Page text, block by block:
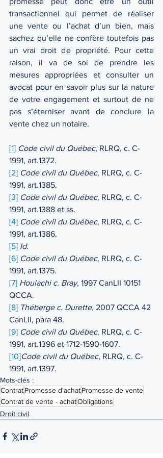
transactionnel qui permet de réaliser
une vente ou l’achat d’un bien, mais
sachez qu’elle ne confère toutefois pas
un vrai droit de propriété. Pour cette
raison, il va de soi de prendre les
mesures appropriées et consulter un
avocat pour en savoir plus sur la nature
de votre engagement et surtout de ne
pas s’éterniser avant de conclure la
vente chez un notaire.
[1] Code civil du Québec, RLRQ, c. C-
1991, art.1372.
[2] Code civil du Québec, RLRQ, c. C-
1991, art.1385.
[3] Code civil du Québec, RLRQ, c. C-
1991, art.1388 et ss.
[4] Code civil du Québec, RLRQ, c. C-
1991, art.1386.
[5] Id.
[6] Code civil du Québec, RLRQ, c. C-
1991, art.1375.
[7] Houlachi c. Bray, 1997 CanLII 10151
QCCA.
[8] Théberge c. Durette, 2007 QCCA 42
CanLII, para 48.
[9] Code civil du Québec, RLRQ, c. C-
1991, art.1396 et 1712-1590-1607.
[10]Code civil du Québec, RLRQ, c. C-
1991, art.1397.
Mots-clés :
ContratPromesse d'achatPromesse de vente
Contrat de vente - achatObligations
Droit civil